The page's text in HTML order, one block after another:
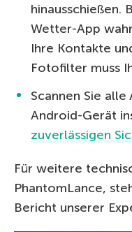
hinausschießen.
Wetter-App
Ihre Kontakte
Fotofilter muss
Scannen Sie
Android-Gerät
zuverlässigen
Für weitere
PhantomLance,
Bericht unserer